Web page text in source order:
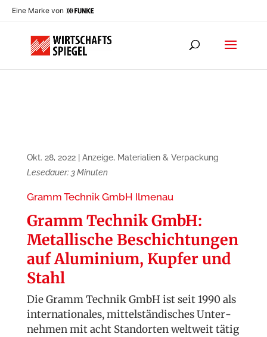
Eine Marke von
Okt. 28, 2022| Anzeige, Materialien & Verpackung
Lesedauer: 3 Minuten
Gramm Technik GmbH Ilmenau
Gramm Technik GmbH:
Metallische Beschich­tungen
auf Aluminium, Kupfer und
Stahl
Die Gramm Technik GmbH ist seit 1990 als
internationales, mittel­ständisches Unter­
nehmen mit acht Standorten weltweit tätig